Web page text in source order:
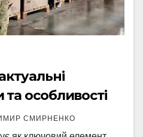
особливості
СМИРНЕНКО